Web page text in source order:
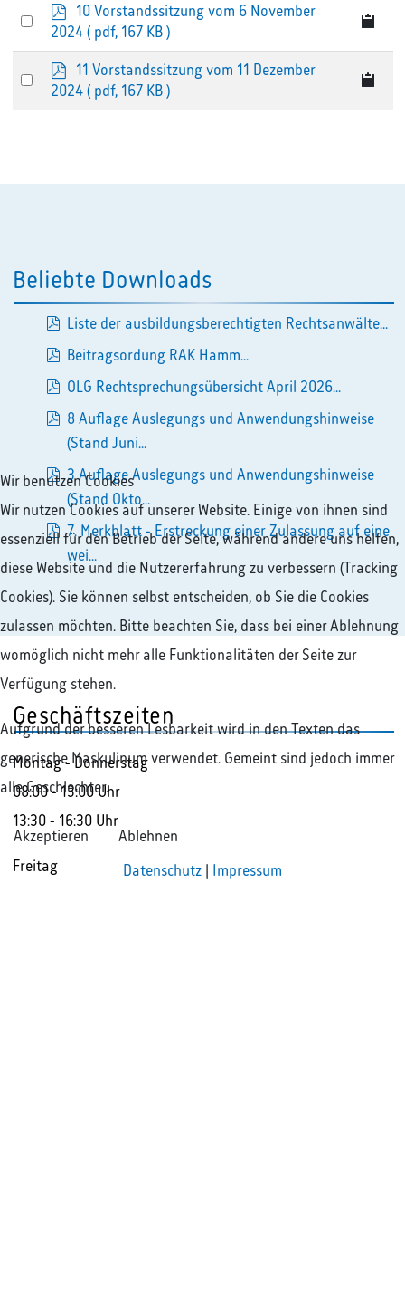
item
Select
an
item
p
d
f
10 Vorstandssitzung vom 6 November
2024 ( pdf, 167 KB )
Select
p
d
11 Vorstandssitzung vom 11 Dezember
2024 ( pdf, 167 KB )
Beliebte Downloads
pdf
Liste der ausbildungsberechtigten Rechtsanwälte...
pdf
Beitragsordung RAK Hamm...
pdf
OLG Rechtsprechungsübersicht April 2026...
pdf
8 Auflage Auslegungs und Anwendungshinweise
(Stand Juni...
pdf
3 Auflage Auslegungs und Anwendungshinweise
(Stand Okto...
pdf
7. Merkblatt - Erstreckung einer Zulassung auf eine
wei...
Geschäftszeiten
Montag - Donnerstag
08:00 - 13:00 Uhr
13:30 - 16:30 Uhr
Freitag
Wir benutzen Cookies
Wir nutzen Cookies auf unserer Website. Einige von ihnen sind
essenziell für den Betrieb der Seite, während andere uns helfen,
diese Website und die Nutzererfahrung zu verbessern (Tracking
Cookies). Sie können selbst entscheiden, ob Sie die Cookies
zulassen möchten. Bitte beachten Sie, dass bei einer Ablehnung
womöglich nicht mehr alle Funktionalitäten der Seite zur
Verfügung stehen.
Aufgrund der besseren Lesbarkeit wird in den Texten das
generische Maskulinum verwendet. Gemeint sind jedoch immer
alle Geschlechter.
Akzeptieren Ablehnen
Datenschutz Impressum